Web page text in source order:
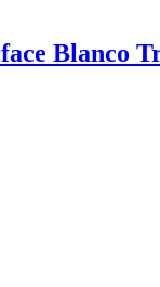
Blanco